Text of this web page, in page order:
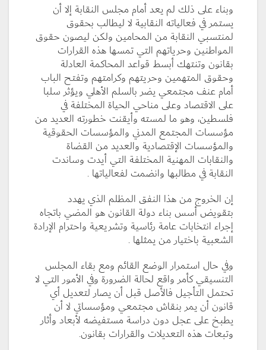
وبناء على ذلك لم يعد أمام مجلس النقابة إلا أن
يستمر في فعالياته النقابية لا ليطالب بحقوق
لمنتسبي النقابة من المحامين ولكن ليصون حقوق
المواطنين وحرياتهم التي تمسها هذه القرارات
بقانون وتنتهك أبسط قواعد المحاكمة العادلة
وحقوق المتهمين وحريتهم وكرامتهم وتفتح الباب
أمام عنف مجتمعي يضر بالسلم الأهلي ويؤثر سلبا
على الاقتصاد وعلى مناحي الحياة المختلفة في
فلسطين، وهو ما لمسته وأيقنت خطورته العديد من
مؤسسات المجتمع المدني والمؤسسات الحقوقية
والمؤسسات الإقتصادية والعديد من القضاة
والنقابات المهنية المختلفة التي أيدت وساندت
النقابة في مطالبها وانضمت لفعالياتها .
إن الخروج من هذا النفق المظلم الذي يهدد
بتقويض أسس بناء دولة القانون هو المضي باتجاه
إجراء انتخابات عامة رئاسية وتشريعية واحترام الإرادة
الشعبية باختيار من يمثلها .
وفي حال استمرار الوضع القائم ومع بقاء المجلس
التنسيقي كأمر واقع لحالة الضرورة وفي الأمور التي لا
تحتمل التأجيل فالأصل قبل أن يصار لتعديل أي
قانون أن يمر بنقاش مجتمعي ومؤسساتي لا أن
يطبخ على عجل دون دراسة مستفيضه لأبعاد وأثار
وتبعات هذه التعديلات والقرارات بقانون.